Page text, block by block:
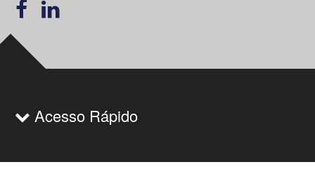
Acesso Rápido